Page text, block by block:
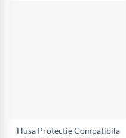
Husa Protectie Compatibila